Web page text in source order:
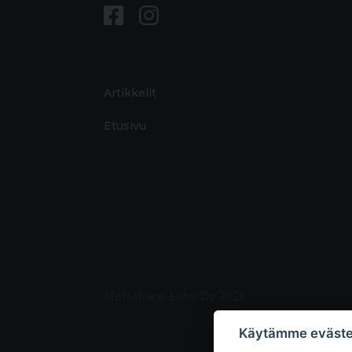
Artikkelit
Etusivu
Käytämme